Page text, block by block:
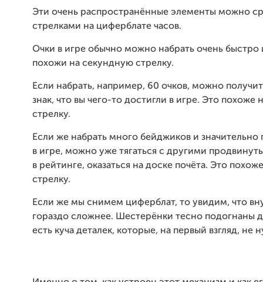
Эти очень распространённые элементы можно
стрелками на циферблате часов.
Очки в игре обычно можно набрать очень быстро
похожи на секундную стрелку.
Если набрать, например, 60 очков, можно
знак, что вы чего-то достигли в игре. Это похоже
стрелку.
Если же набрать много бейджиков и значительно
в игре, можно уже тягаться с другими
в рейтинге, оказаться на доске почёта. Это
стрелку.
Если же мы снимем циферблат, то увидим, что
гораздо сложнее. Шестерёнки тесно подогнаны
есть куча деталек, которые, на первый взгляд, не